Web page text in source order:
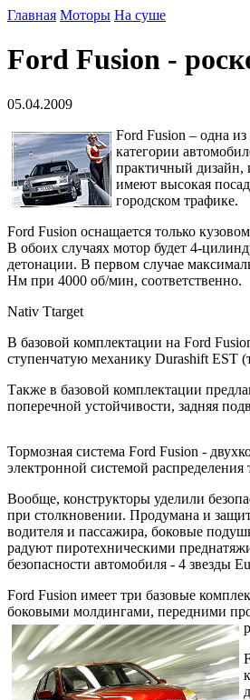
Главная Моторы На суше
Ford Fusion -
05.04.2009
Ford Fusion – одна
категории
практичный дизайн,
имеют высокая
городском трафике.
Ford Fusion оснащается только
В обоих случаях мотор будет 4-
детонации. В первом случае
Нм при 4000 об/мин, соответственно.
Nativ Ttarget
В базовой комплектации на Ford
ступенчатую механику Durashift EST
Также в базовой комплектации
поперечной устойчивости, задняя
Тормозная система Ford Fusion -
электронной системой
Вообще, конструкторы уделили
при столкновении. Продумана и
водителя и пассажира, боковые
радуют пиротехническими
безопасности автомобиля - 4 звезды
Ford Fusion имеет три базовые
боковыми молдингами, передними